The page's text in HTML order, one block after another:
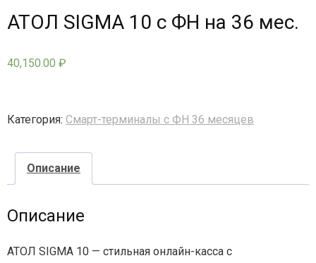
- - - Стационарные сканеры
АТОЛ SIGMA 10 с ФН на 36 мес.
40,150.00 ₽
Категория: Смарт-терминалы с ФН 36 месяцев
Описание
Описание
АТОЛ SIGMA 10 — стильная онлайн-касса с